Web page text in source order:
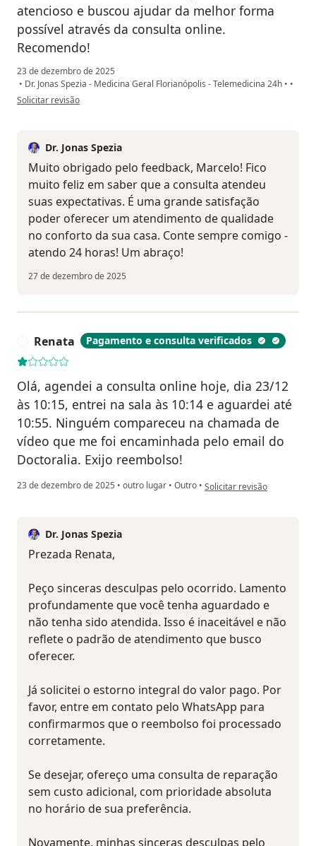
atencioso e buscou ajudar da melhor forma
possível através da consulta online.
Recomendo!
23 de dezembro de 2025
• Dr. Jonas Spezia - Medicina Geral Florianópolis - Telemedicina 24h • •
na opinião do utilizador Marcelo
Solicitar revisão
Dr. Jonas Spezia
Muito obrigado pelo feedback, Marcelo! Fico
muito feliz em saber que a consulta atendeu
suas expectativas. É uma grande satisfação
poder oferecer um atendimento de qualidade
no conforto da sua casa. Conte sempre comigo -
atendo 24 horas! Um abraço!
27 de dezembro de 2025
Renata Pagamento e consulta verificados
Olá, agendei a consulta online hoje, dia 23/12
às 10:15, entrei na sala às 10:14 e aguardei até
10:55. Ninguém compareceu na chamada de
vídeo que me foi encaminhada pelo email do
Doctoralia. Exijo reembolso!
23 de dezembro de 2025 • outro lugar • Outro • na opinião do utilizador
Solicitar revisão
Dr. Jonas Spezia
Prezada Renata,
Peço sinceras desculpas pelo ocorrido. Lamento
profundamente que você tenha aguardado e
não tenha sido atendida. Isso é inaceitável e não
reflete o padrão de atendimento que busco
oferecer.
Já solicitei o estorno integral do valor pago. Por
favor, entre em contato pelo WhatsApp para
confirmarmos que o reembolso foi processado
corretamente.
Se desejar, ofereço uma consulta de reparação
sem custo adicional, com prioridade absoluta
no horário de sua preferência.
Novamente, minhas sinceras desculpas pelo